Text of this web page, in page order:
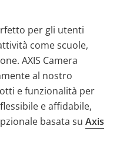
per gli utenti
come scuole,
AXIS Camera
al nostro
e funzionalità per
e affidabile,
basata su Axis